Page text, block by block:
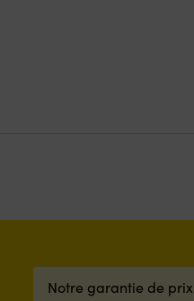
Notre garantie de prix